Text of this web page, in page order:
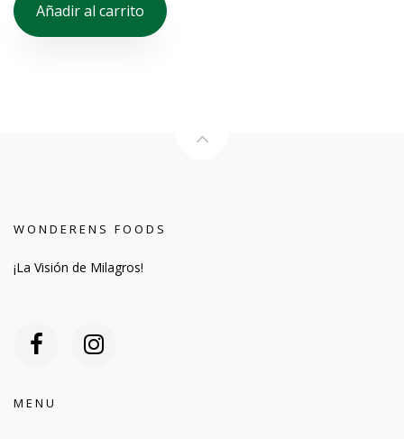
Añadir al carrito
WONDERENS FOODS
¡La Visión de Milagros!
MENU